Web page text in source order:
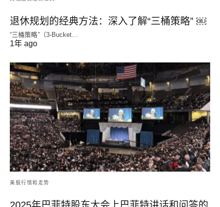
退休规划的经典方法：深入了解“三桶策略” ￼
“三桶策略”（3-Bucket…
1年 ago
美股行情和走势